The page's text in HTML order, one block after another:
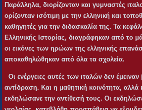
Παράλληλα, διορίζονταν και γυμναστές
ορίζονταν ισότιμη με την ελληνική και
καθηγητές για την διδασκαλία της. Τα
Ελληνικής Ιστορίας, διαγράφηκαν από το
οι εικόνες των ηρώων της ελληνικής
αποκαθηλώθηκαν από όλα τα σχολεία.
Οι ενέργειες αυτές των ιταλών δεν
αντίδραση. Και η μαθητική κοινότητα, αλλά
εκδηλώσανε την αντίθεσή τους. Οι